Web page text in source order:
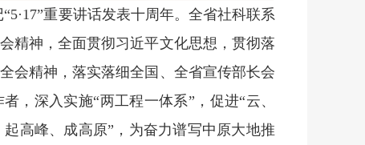
重要讲话发表十周年。全省社科联系
精神，全面贯彻习近平文化思想，贯彻落
会精神，落实落细全国、全省宣传部长会
，深入实施“两工程一体系”，促进“云、
高峰、成高原”，为奋力谱写中原大地推